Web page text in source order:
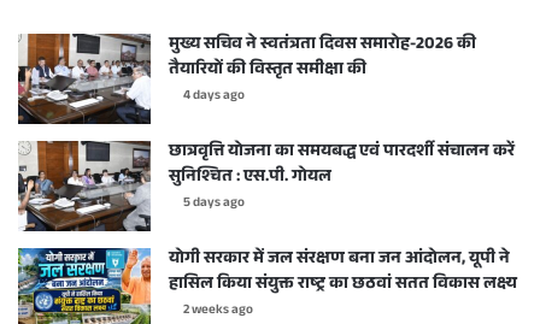
मुख्य सचिव ने स्वतंत्रता दिवस समारोह-2026 की
तैयारियों की विस्तृत समीक्षा की
4 days ago
छात्रवृत्ति योजना का समयबद्ध एवं पारदर्शी संचालन करें
सुनिश्चित : एस.पी. गोयल
5 days ago
योगी सरकार में जल संरक्षण बना जन आंदोलन, यूपी ने
हासिल किया संयुक्त राष्ट्र का छठवां सतत विकास लक्ष्य
2 weeks ago